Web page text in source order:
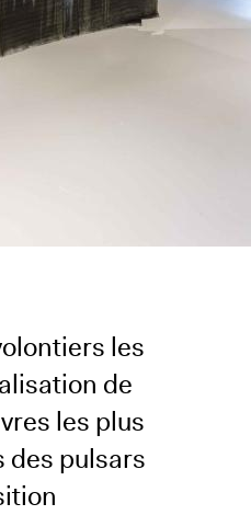
les
de
les plus
des pulsars